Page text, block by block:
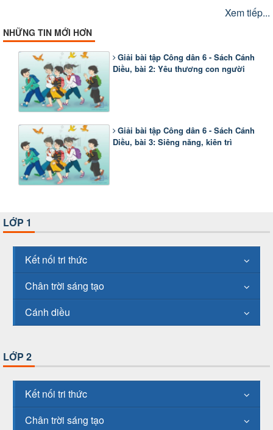
Xem tiếp...
NHỮNG TIN MỚI HƠN
Giải bài tập Công dân 6 - Sách Cánh
Diều, bài 2: Yêu thương con người
Giải bài tập Công dân 6 - Sách Cánh
Diều, bài 3: Siêng năng, kiên trì
LỚP 1
Kết nối tri thức
Chân trời sáng tạo
Cánh diều
LỚP 2
Kết nối tri thức
Chân trời sáng tạo